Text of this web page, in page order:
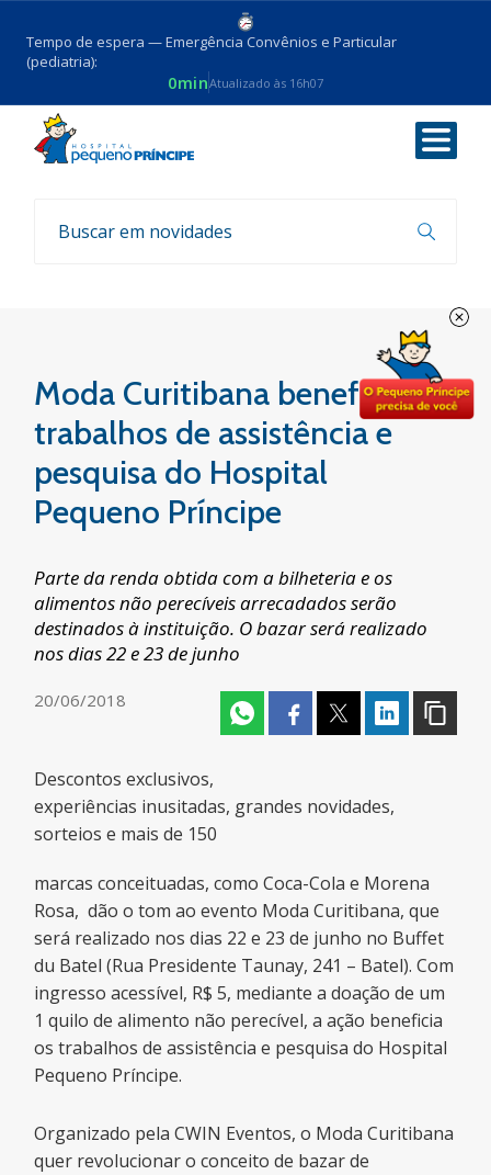
Tempo de espera — Emergência Convênios e Particular
(pediatria):
0minAtualizado às 16h07
Voltar
Parcerias
Moda Curitibana beneficia os
trabalhos de assistência e
pesquisa do Hospital
Pequeno Príncipe
Parte da renda obtida com a bilheteria e os
alimentos não perecíveis arrecadados serão
destinados à instituição. O bazar será realizado
nos dias 22 e 23 de junho
20/06/2018
Descontos exclusivos,
experiências inusitadas, grandes novidades,
sorteios e mais de 150
marcas conceituadas, como Coca-Cola e Morena
Rosa, dão o tom ao evento Moda Curitibana, que
será realizado nos dias 22 e 23 de junho no Buffet
du Batel (Rua Presidente Taunay, 241 – Batel). Com
ingresso acessível, R$ 5, mediante a doação de um
1 quilo de alimento não perecível, a ação beneficia
os trabalhos de assistência e pesquisa do Hospital
Pequeno Príncipe.
Organizado pela CWIN Eventos, o Moda Curitibana
quer revolucionar o conceito de bazar de